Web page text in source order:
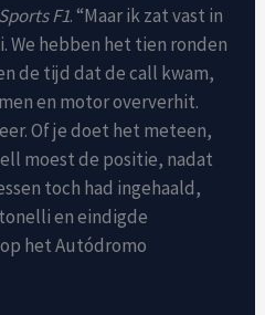
F1. “Maar ik zat vast in
We hebben het tien ronden
de tijd dat de call kwam,
en motor oververhit.
Of je doet het meteen,
moest de positie, nadat
toch had ingehaald,
en eindigde
het Autódromo